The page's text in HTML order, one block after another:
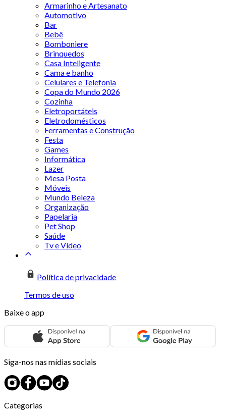
Armarinho e Artesanato
Automotivo
Bar
Bebê
Bomboniere
Brinquedos
Casa Inteligente
Cama e banho
Celulares e Telefonia
Copa do Mundo 2026
Cozinha
Eletroportáteis
Eletrodomésticos
Ferramentas e Construção
Festa
Games
Informática
Lazer
Mesa Posta
Móveis
Mundo Beleza
Organização
Papelaria
Pet Shop
Saúde
Tv e Vídeo
Política de privacidade
Termos de uso
Baixe o app
Siga-nos nas mídias sociais
Categorias